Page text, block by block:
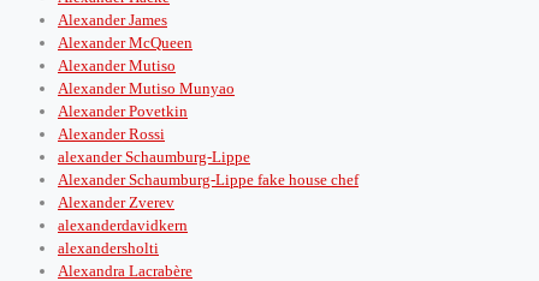
Alexander James
Alexander McQueen
Alexander Mutiso
Alexander Mutiso Munyao
Alexander Povetkin
Alexander Rossi
alexander Schaumburg-Lippe
Alexander Schaumburg-Lippe fake house chef
Alexander Zverev
alexanderdavidkern
alexandersholti
Alexandra Lacrabère